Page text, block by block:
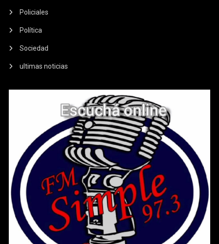
Policiales
Política
Sociedad
ultimas noticias